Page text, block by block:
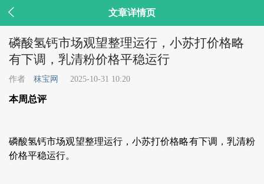
 文章详情页
磷酸氢钙市场观望整理运行，小苏打价格略
有下调，乳清粉价格平稳运行
作者 秣宝网 2025-10-31 10:20
本周总评
磷酸氢钙市场观望整理运行，小苏打价格略有下调，乳清粉
价格平稳运行。